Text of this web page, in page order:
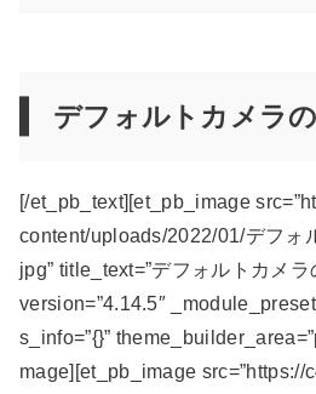
デフォルトカメラ
[/et_pb_text][et_pb_image
content/uploads/2022/01/デフォ
jpg” title_text=”デフォルトカメラ
version=”4.14.5″
s_info=”{}”
mage][et_pb_image src=”https://